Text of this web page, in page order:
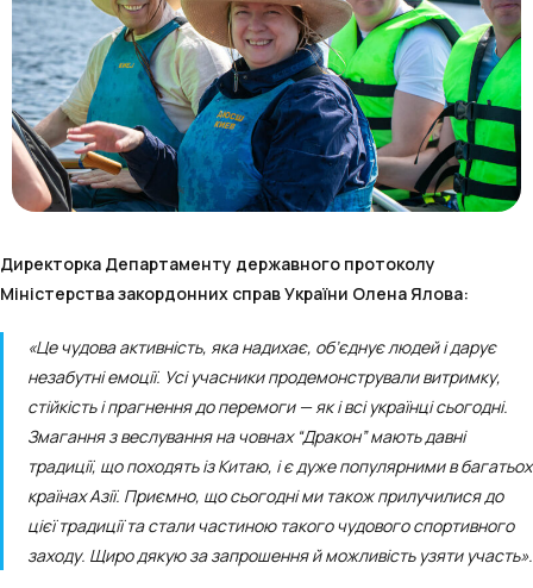
Директорка Департаменту державного протоколу
Міністерства закордонних справ України Олена Ялова:
«Це чудова активність, яка надихає, об’єднує людей і дарує
незабутні емоції. Усі учасники продемонстрували витримку,
стійкість і прагнення до перемоги — як і всі українці сьогодні.
Змагання з веслування на човнах “Дракон” мають давні
традиції, що походять із Китаю, і є дуже популярними в багатьох
країнах Азії. Приємно, що сьогодні ми також прилучилися до
цієї традиції та стали частиною такого чудового спортивного
заходу. Щиро дякую за запрошення й можливість узяти участь».